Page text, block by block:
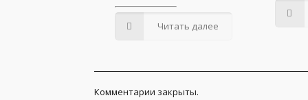
Читать далее
Комментарии закрыты.